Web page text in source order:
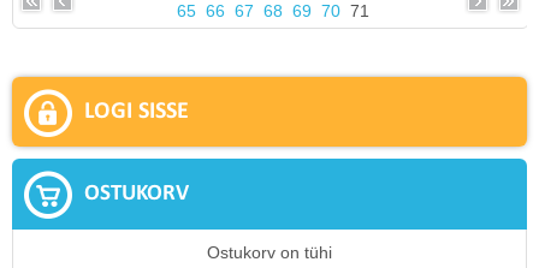
65 66 67 68 69 70 71
LOGI SISSE
OSTUKORV
Ostukorv on tühi